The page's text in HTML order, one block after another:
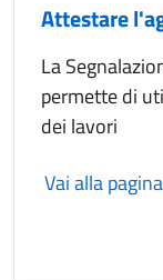
Attestare
La
permette di
dei lavori
Vai alla pagina